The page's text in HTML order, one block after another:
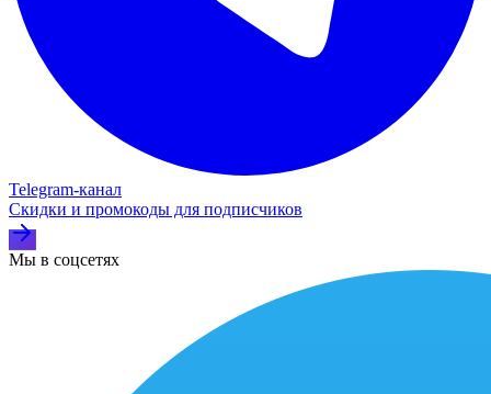
Telegram‑канал
Скидки и промокоды для подписчиков
Мы в соцсетях